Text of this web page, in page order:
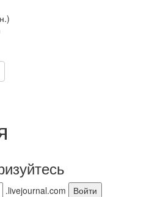
.livejournal.com